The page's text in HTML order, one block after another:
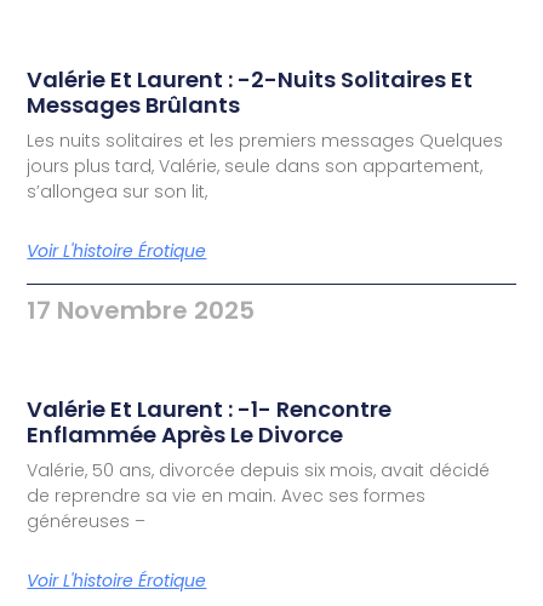
Valérie Et Laurent : -2-Nuits Solitaires Et
Messages Brûlants
Les nuits solitaires et les premiers messages Quelques
jours plus tard, Valérie, seule dans son appartement,
s’allongea sur son lit,
Voir L'histoire Érotique
17 Novembre 2025
Valérie Et Laurent : -1- Rencontre
Enflammée Après Le Divorce
Valérie, 50 ans, divorcée depuis six mois, avait décidé
de reprendre sa vie en main. Avec ses formes
généreuses –
Voir L'histoire Érotique